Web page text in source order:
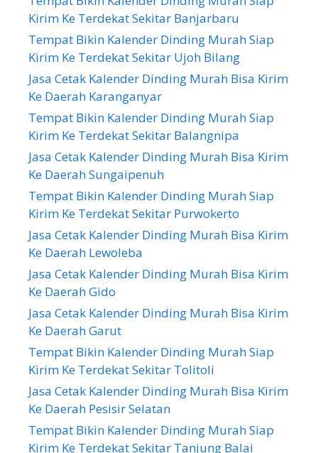
Kirim Ke Terdekat Sekitar Banjarbaru
Tempat Bikin Kalender Dinding Murah Siap
Kirim Ke Terdekat Sekitar Ujoh Bilang
Jasa Cetak Kalender Dinding Murah Bisa Kirim
Ke Daerah Karanganyar
Tempat Bikin Kalender Dinding Murah Siap
Kirim Ke Terdekat Sekitar Balangnipa
Jasa Cetak Kalender Dinding Murah Bisa Kirim
Ke Daerah Sungaipenuh
Tempat Bikin Kalender Dinding Murah Siap
Kirim Ke Terdekat Sekitar Purwokerto
Jasa Cetak Kalender Dinding Murah Bisa Kirim
Ke Daerah Lewoleba
Jasa Cetak Kalender Dinding Murah Bisa Kirim
Ke Daerah Gido
Jasa Cetak Kalender Dinding Murah Bisa Kirim
Ke Daerah Garut
Tempat Bikin Kalender Dinding Murah Siap
Kirim Ke Terdekat Sekitar Tolitoli
Jasa Cetak Kalender Dinding Murah Bisa Kirim
Ke Daerah Pesisir Selatan
Tempat Bikin Kalender Dinding Murah Siap
Kirim Ke Terdekat Sekitar Tanjung Balai